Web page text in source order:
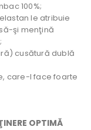
100%;
le atribuie
şi menţină
cusătură dublă
care-l face foarte
OPTIMĂ